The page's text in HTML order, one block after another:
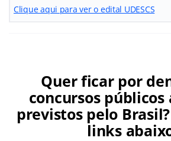
Clique aqui para ver o edital UDESCS
Quer ficar por
concursos públicos
previstos pelo
links